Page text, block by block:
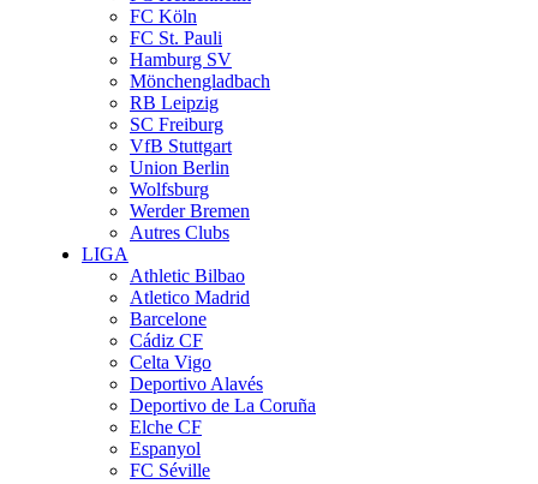
FC Köln
FC St. Pauli
Hamburg SV
Mönchengladbach
RB Leipzig
SC Freiburg
VfB Stuttgart
Union Berlin
Wolfsburg
Werder Bremen
Autres Clubs
LIGA
Athletic Bilbao
Atletico Madrid
Barcelone
Cádiz CF
Celta Vigo
Deportivo Alavés
Deportivo de La Coruña
Elche CF
Espanyol
FC Séville